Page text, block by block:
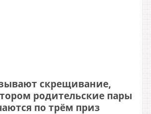
скрещивание,
родительские пары
по трём приз